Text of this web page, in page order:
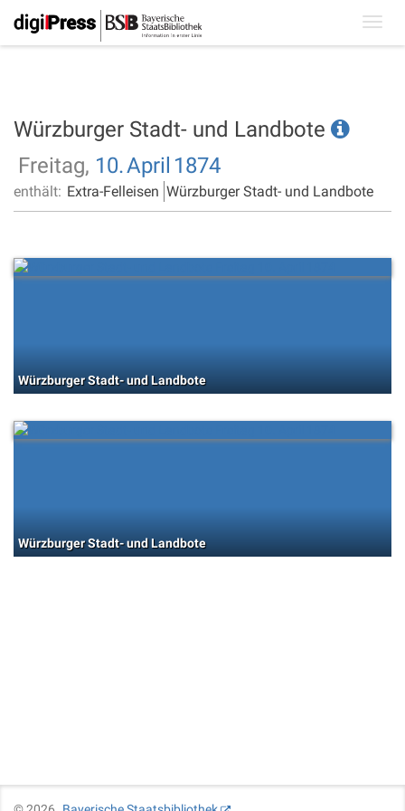
Würzburger Stadt- und Landbote
Freitag, 10.April 1874
enthält: Extra-Felleisen Würzburger Stadt- und Landbote
Würzburger Stadt- und Landbote
Würzburger Stadt- und Landbote